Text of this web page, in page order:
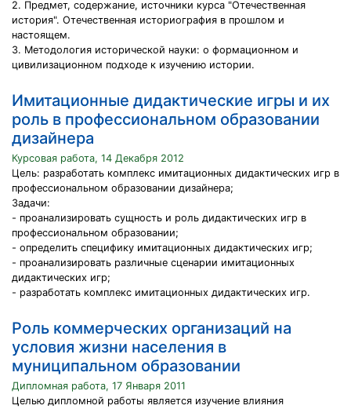
2. Предмет, содержание, источники курса "Отечественная
история". Отечественная историография в прошлом и
настоящем.
3. Методология исторической науки: о формационном и
цивилизационном подходе к изучению истории.
Имитационные дидактические игры и их
роль в профессиональном образовании
дизайнера
Курсовая работа, 14 Декабря 2012
Цель: разработать комплекс имитационных дидактических игр в
профессиональном образовании дизайнера;
Задачи:
- проанализировать сущность и роль дидактических игр в
профессиональном образовании;
- определить специфику имитационных дидактических игр;
- проанализировать различные сценарии имитационных
дидактических игр;
- разработать комплекс имитационных дидактических игр.
Роль коммерческих организаций на
условия жизни населения в
муниципальном образовании
Дипломная работа, 17 Января 2011
Целью дипломной работы является изучение влияния